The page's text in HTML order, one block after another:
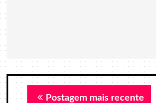
Postagem mais recente